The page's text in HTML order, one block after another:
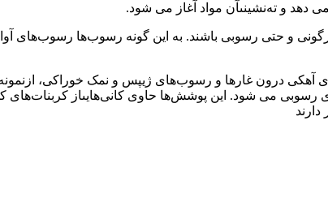
دهد و ته‌نشینىآن مواد آغاز مى شود.
و حتى رسوبى باشند. به این گونه رسوب‌ها رسوب‌هاى
آهکى درون غارها و رسوب‌هاى ژیپس و نمک خوراکى،
مى شود. این پوشش‌ها حاوى کانى‌هایىاز کربنات‌هاى